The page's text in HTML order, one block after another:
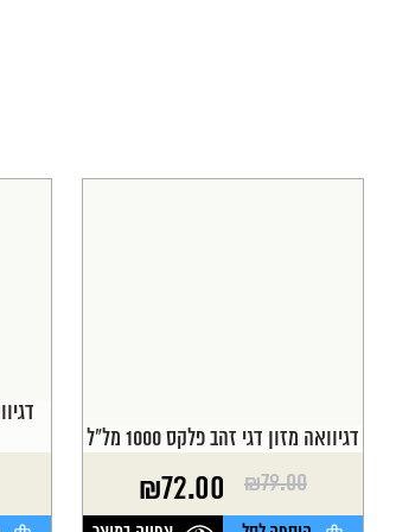
דגיוואה מזון דגי זהב פלקס 1000 מל"ל
₪79.00
המחיר
המקורי
₪72.00
המחיר
הנוכחי